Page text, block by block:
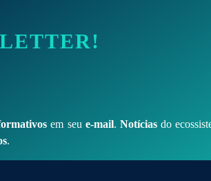
em seu e-mail. Notíciasdo
.